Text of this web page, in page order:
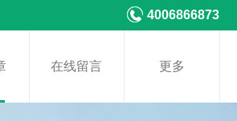
4006866873
在线留言 更多